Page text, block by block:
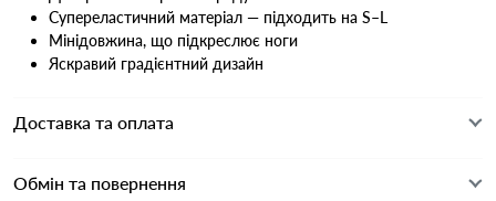
Супереластичний матеріал — підходить на S–L
Мінідовжина, що підкреслює ноги
Яскравий градієнтний дизайн
Доставка та оплата
Обмін та повернення